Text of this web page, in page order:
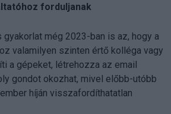
forduljanak
még 2023-ban is az, hogy a
valamilyen szinten értő kolléga vagy
a gépeket, létrehozza az email
gondot okozhat, mivel előbb-utóbb
híján visszafordíthatatlan